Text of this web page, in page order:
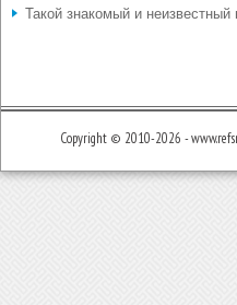
Такой знакомый и неизвестный
Copyright © 2010-2026 -